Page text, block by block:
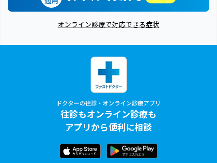
オンライン診療で対応できる症状
ドクターの往診・オンライン診療アプリ
往診もオンライン診療も
アプリから便利に相談